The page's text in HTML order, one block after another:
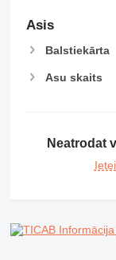
Asis
Balstiekārta
Asu skaits
Neatrodat